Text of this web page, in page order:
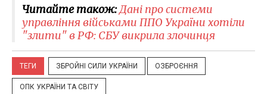
Читайте також:Дані про системи
управління військами ППО України хотіли
"злити" в РФ: СБУ викрила злочинця
ТЕГИ ЗБРОЙНІ СИЛИ УКРАЇНИ ОЗБРОЄННЯ
ОПК УКРАЇНИ ТА СВІТУ